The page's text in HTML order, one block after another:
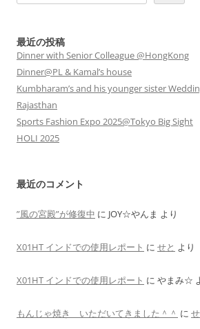
最近の投稿
Dinner with Senior Colleague @HongKong
Dinner@PL & Kamal’s house
Kumbharam’s and his younger sister
Rajasthan
Sports Fashion Expo 2025@Tokyo Big Sight
HOLI 2025
最近のコメント
”風の宮殿”が修復中 に JOY☆やんま より
X01HT インドでの使用レポート に せと より
X01HT インドでの使用レポート に やまみ☆
もんじゃ焼き いただいてきました＾＾ に